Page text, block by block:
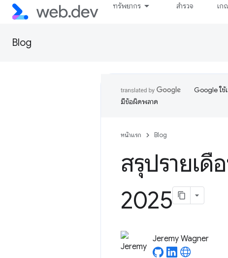
ทรัพยากร สำรวจ เก
Blog
Google ใช้
มีข้อผิดพลาด
หน้าแรก Blog
สรุปรายเ
2025
Jeremy Wagner